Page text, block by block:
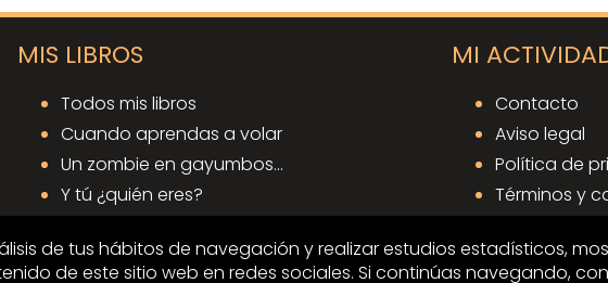
MIS LIBROS
Todos mis libros
Cuando aprendas a volar
Un zombie en gayumbos...
Y tú ¿quién eres?
MI
Contacto
Aviso legal
Política de
Términos y
de tus hábitos de navegación y realizar estudios estadísticos,
de este sitio web en redes sociales. Si continúas navegando,